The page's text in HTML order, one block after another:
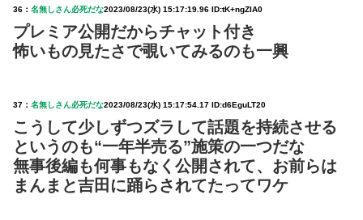
36： 名無しさん必死だな2023/08/23(水) 15:17:19.96 ID:tK+ngZIA0
プレミア公開だからチャット付き
怖いもの見たさで覗いてみるのも一興
37： 名無しさん必死だな2023/08/23(水) 15:17:54.17 ID:d6EguLT20
こうして少しずつズラして話題を持続させる
というのも“一年半売る”施策の一つだな
無事後編も何事もなく公開されて、お前らは
まんまと吉田に踊らされてたってワケ